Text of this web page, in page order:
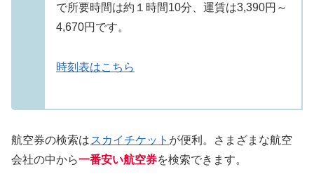
で所要時間は約１時間10分、運賃は3,390円～
4,670円です。
時刻表はこちら
航空券の検索は スカイチケット が便利。さまざまな航空
会社の中から一番安い航空券を検索できます。